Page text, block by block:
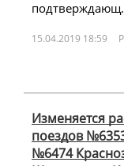
15.04.2019 18:59
Изменяется
поездов
№6474